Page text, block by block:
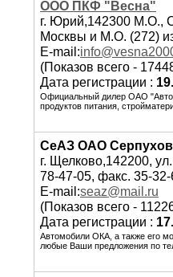
ООО ПКФ "Весна"
г. Юрий,142300 М.О.,
Москвы и М.О. (272)
E-mail:
(Показов всего -
Дата регистрации :
Официальный дилер ОАО
продуктов питания,
СеАЗ ОАО
г. Щелково,142200,
78-47-05, факс. 35-
E-mail:seaz@mail.ru
(Показов всего -
Дата регистрации :
Автомобили ОКА, а также его
любые Ваши предложения по